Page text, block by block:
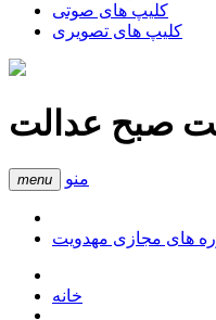
کلیپ های صوتی
کلیپ های تصویری
صبح عدالت
menu منو
های مجازی مهدویت
خانه